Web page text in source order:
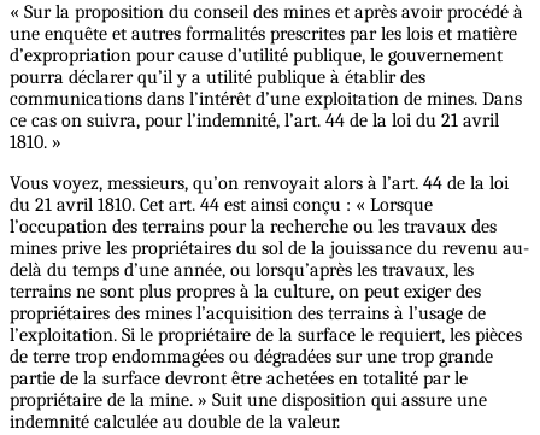
« Sur la proposition du conseil des mines et après avoir procédé à
une enquête et autres formalités prescrites par les lois et matière
d’expropriation pour cause d’utilité publique, le gouvernement
pourra déclarer qu’il y a utilité publique à établir des
communications dans l’intérêt d’une exploitation de mines. Dans
ce cas on suivra, pour l’indemnité, l’art. 44 de la loi du 21 avril
1810. »
Vous voyez, messieurs, qu’on renvoyait alors à l’art. 44 de la loi
du 21 avril 1810. Cet art. 44 est ainsi conçu : « Lorsque
l’occupation des terrains pour la recherche ou les travaux des
mines prive les propriétaires du sol de la jouissance du revenu au-
delà du temps d’une année, ou lorsqu’après les travaux, les
terrains ne sont plus propres à la culture, on peut exiger des
propriétaires des mines l’acquisition des terrains à l’usage de
l’exploitation. Si le propriétaire de la surface le requiert, les pièces
de terre trop endommagées ou dégradées sur une trop grande
partie de la surface devront être achetées en totalité par le
propriétaire de la mine. » Suit une disposition qui assure une
indemnité calculée au double de la valeur.